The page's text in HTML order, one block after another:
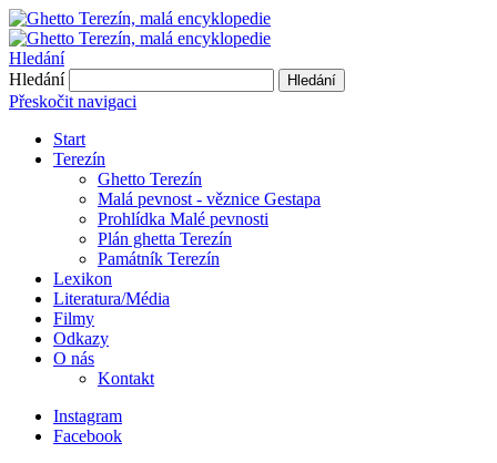
Hledání
Hledání
Hledání
Přeskočit navigaci
Start
Terezín
Ghetto Terezín
Malá pevnost - věznice Gestapa
Prohlídka Malé pevnosti
Plán ghetta Terezín
Památník Terezín
Lexikon
Literatura/Média
Filmy
Odkazy
O nás
Kontakt
Instagram
Facebook